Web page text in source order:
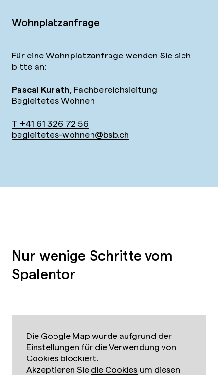
Wohnplatzanfrage
Für eine Wohnplatzanfrage wenden Sie sich
bitte an:
Pascal Kurath, Fachbereichsleitung
Begleitetes Wohnen
T +41 61 326 72 56
begleitetes-wohnen@bsb.ch
Nur wenige Schritte vom
Spalentor
Die Google Map wurde aufgrund der
Einstellungen für die Verwendung von
Cookies blockiert.
Akzeptieren Sie die Cookies um diesen